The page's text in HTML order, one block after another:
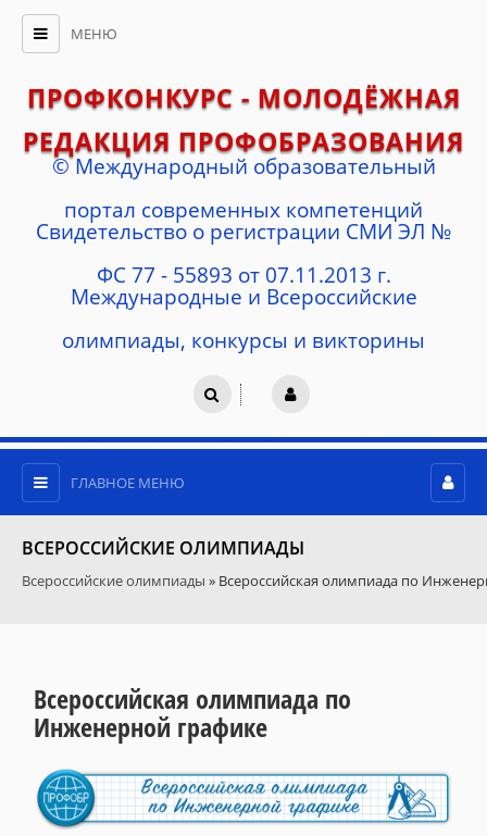
МЕНЮ
ПРОФКОНКУРС - МОЛОДЁЖНАЯ
РЕДАКЦИЯ ПРОФОБРАЗОВАНИЯ
© Международный образовательный
портал современных компетенций
Cвидетельство о регистрации СМИ ЭЛ №
ФС 77 - 55893 от 07.11.2013 г.
Международные и Всероссийские
олимпиады, конкурсы и викторины
ГЛАВНОЕ МЕНЮ
ВСЕРОССИЙСКИЕ ОЛИМПИАДЫ
Всероссийские олимпиады » Всероссийская олимпиада по
Всероссийская олимпиада по
Инженерной графике